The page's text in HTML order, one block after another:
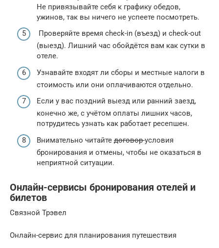
Не привязывайте себя к графику обедов,
ужинов, так вы ничего не успеете посмотреть.
Проверяйте время check-in (въезд) и check-out
(выезд). Лишний час обойдётся вам как сутки в
отеле.
Узнавайте входят ли сборы и местные налоги в
стоимость или они оплачиваются отдельно.
Если у вас поздний выезд или ранний заезд,
конечно же, с учётом оплаты лишних часов,
потрудитесь узнать как работает ресепшен.
Внимательно читайте договорусловия
бронирования и отмены, чтобы не оказаться в
неприятной ситуации.
Онлайн-сервисы бронирования отелей и
билетов
Связной Трэвел
Онлайн-сервис для планирования путешествия